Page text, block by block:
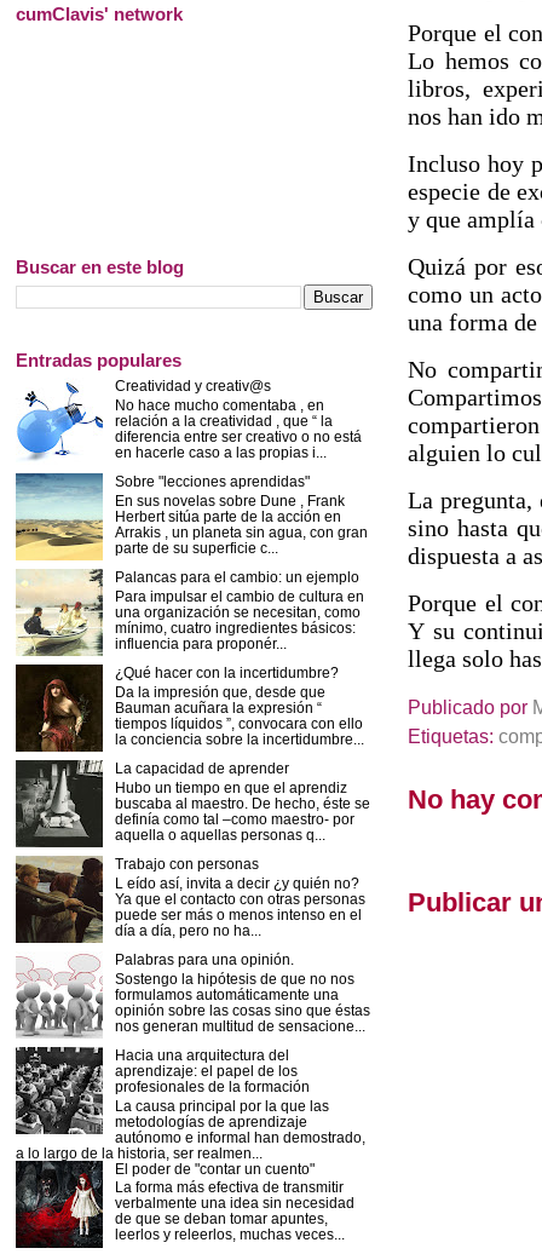
Porque el
Lo hemos
libros,
nos han ido
Incluso hoy
especie de
y que amplía
Quizá por
como un
una forma
No
alguien lo
La pregunta,
sino hasta
dispuesta a
Porque el
Y su
llega solo
Publicado por
Etiquetas:
No hay
Publicar
cumClavis' network
Buscar en este blog
Entradas populares
Creatividad y creativ@s
No hace mucho comentaba , en
relación a la creatividad , que “ la
diferencia entre ser creativo o no está
en hacerle caso a las propias i...
Sobre "lecciones aprendidas"
En sus novelas sobre Dune , Frank
Herbert sitúa parte de la acción en
Arrakis , un planeta sin agua, con gran
parte de su superficie c...
Palancas para el cambio: un ejemplo
Para impulsar el cambio de cultura en
una organización se necesitan, como
mínimo, cuatro ingredientes básicos:
influencia para proponér...
¿Qué hacer con la incertidumbre?
Da la impresión que, desde que
Bauman acuñara la expresión “
tiempos líquidos ”, convocara con ello
la conciencia sobre la incertidumbre...
La capacidad de aprender
Hubo un tiempo en que el aprendiz
buscaba al maestro. De hecho, éste se
definía como tal –como maestro- por
aquella o aquellas personas q...
Trabajo con personas
L eído así, invita a decir ¿y quién no?
Ya que el contacto con otras personas
puede ser más o menos intenso en el
día a día, pero no ha...
Palabras para una opinión.
Sostengo la hipótesis de que no nos
formulamos automáticamente una
opinión sobre las cosas sino que éstas
nos generan multitud de sensacione...
Hacia una arquitectura del
aprendizaje: el papel de los
profesionales de la formación
La causa principal por la que las
metodologías de aprendizaje
autónomo e informal han demostrado,
a lo largo de la historia, ser realmen...
El poder de "contar un cuento"
La forma más efectiva de transmitir
verbalmente una idea sin necesidad
de que se deban tomar apuntes,
leerlos y releerlos, muchas veces...